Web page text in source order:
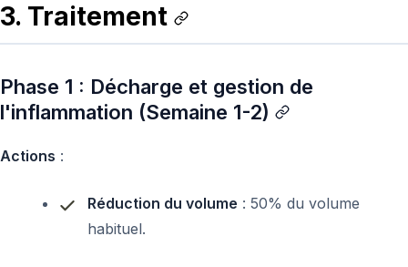
3. Traitement
Phase 1 : Décharge et gestion de
l'inflammation (Semaine 1-2)
Actions :
Réduction du volume : 50% du volume
habituel.